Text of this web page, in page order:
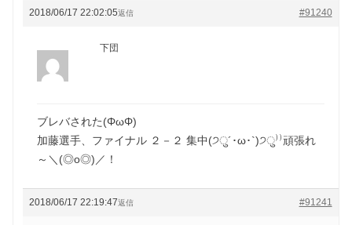
2018/06/17 22:02:05 #91240
返信
下団
ブレバされた(ΦωΦ)
加藤選手、ファイナル ２－２ 集中(੭ु´･ω･`)੭ु⁾⁾頑張れ
～＼(◎o◎)／！
2018/06/17 22:19:47 #91241
返信